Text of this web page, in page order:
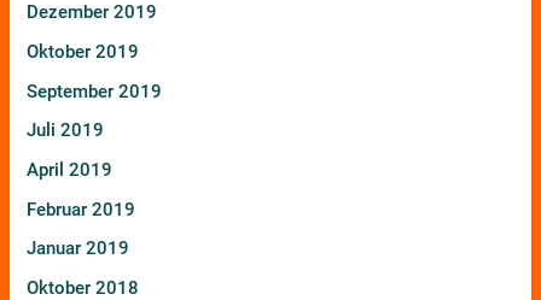
Dezember 2019
Oktober 2019
September 2019
Juli 2019
April 2019
Februar 2019
Januar 2019
Oktober 2018